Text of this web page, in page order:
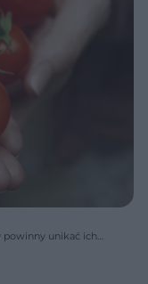
powinny unikać ich